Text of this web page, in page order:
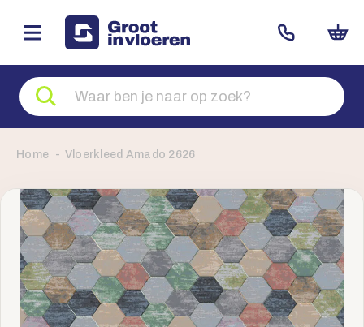
Zoeken
naar
producten
Home Vloerkleed Amado 2626